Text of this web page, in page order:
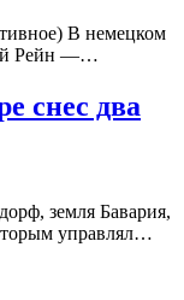
В немецком
Рейн —…
снес два
земля Бавария,
управлял…